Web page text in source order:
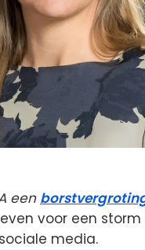
een
voor een
media.